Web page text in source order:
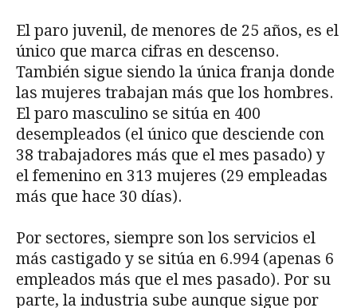
El paro juvenil, de menores de 25 años, es el
único que marca cifras en descenso.
También sigue siendo la única franja donde
las mujeres trabajan más que los hombres.
El paro masculino se sitúa en 400
desempleados (el único que desciende con
38 trabajadores más que el mes pasado) y
el femenino en 313 mujeres (29 empleadas
más que hace 30 días).
Por sectores, siempre son los servicios el
más castigado y se sitúa en 6.994 (apenas 6
empleados más que el mes pasado). Por su
parte, la industria sube aunque sigue por